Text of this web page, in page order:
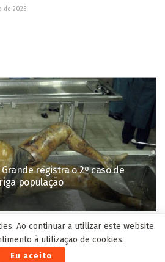
de 2025
registra o 2º caso de
população
médica de plantão nos postos
Campo Grande neste sábado
2024
Ao continuar a utilizar este website
à utilização de cookies.
Eu aceito